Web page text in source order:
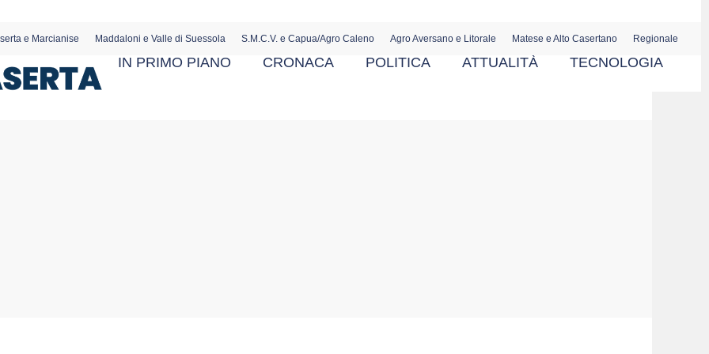
e Marcianise Maddaloni e Valle di Suessola S.M.C.V. e Capua/Agro Caleno Agro Aversano e Litorale Matese e Alto Casertano Regionale
IN PRIMO PIANO CRONACA POLITICA ATTUALITÀ TECNOLOGIA